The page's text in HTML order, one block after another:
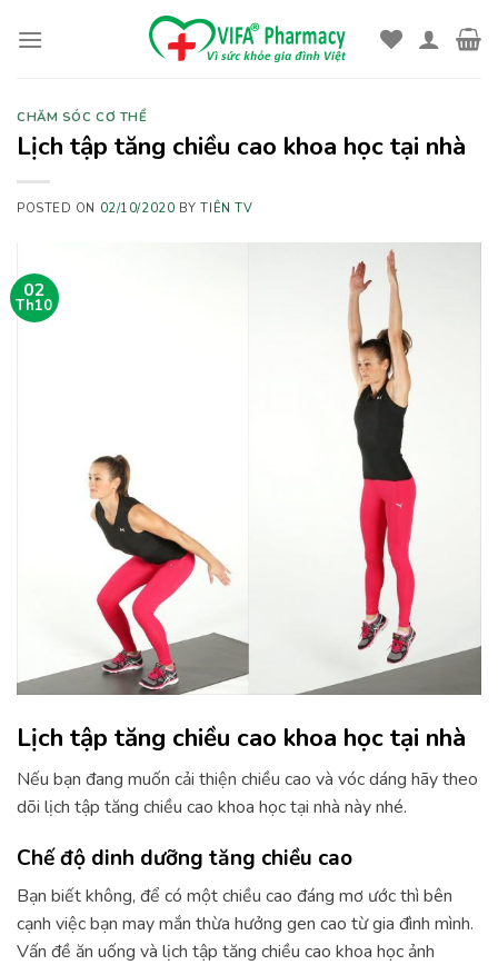
CHĂM SÓC CƠ THỂ
Lịch tập tăng chiều cao khoa học tại nhà
POSTED ON 02/10/2020 BYTIÊN TV
02
Th10
Lịch tập tăng chiều cao khoa học tại nhà
Nếu bạn đang muốn cải thiện chiều cao và vóc dáng hãy theo
dõi lịch tập tăng chiều cao khoa học tại nhà này nhé.
Chế độ dinh dưỡng tăng chiều cao
Bạn biết không, để có một chiều cao đáng mơ ước thì bên
cạnh việc bạn may mắn thừa hưởng gen cao từ gia đình mình.
Vấn đề ăn uống và lịch tập tăng chiều cao khoa học ảnh